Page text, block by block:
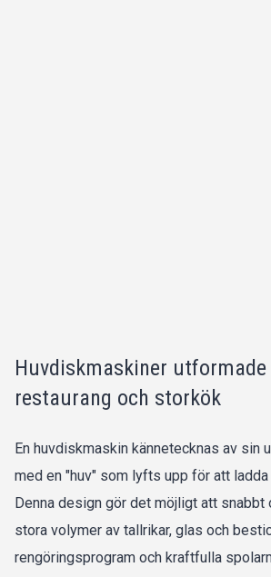
Huvdiskmaskiner
restaurang och storkök
En huvdiskmaskin kännetecknas av sin
med en "huv" som lyfts upp för att
Denna design gör det möjligt att snabbt
stora volymer av tallrikar, glas och
rengöringsprogram och kraftfulla